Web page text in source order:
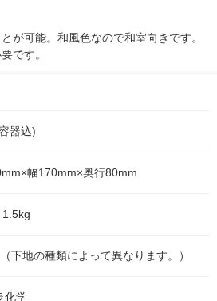
が可能。和風色なので和室向きです。
です。
器込)
幅170mm×奥行80mm
下地の種類によって異なります。）
化学